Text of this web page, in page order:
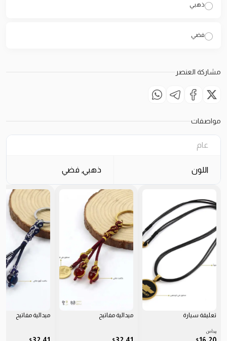
ذهبي
فضي
مشاركة العنصر
مواصفات
عام
اللون ذهبي, فضي
تعليقة سيارة
يبدأ من
ميدالية مفاتيح ميدالية مفاتيح